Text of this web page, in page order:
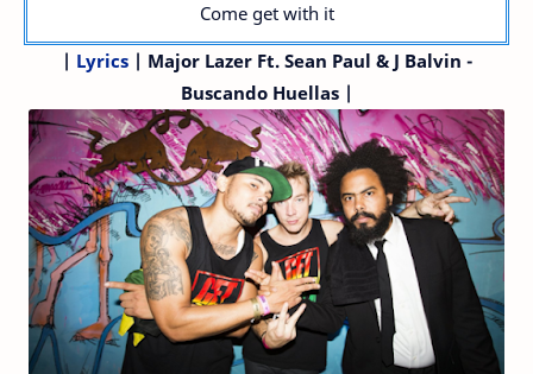
Come get with it
| Lyrics| Major Lazer Ft. Sean Paul & J Balvin -
Buscando Huellas |